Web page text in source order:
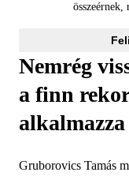
összeérnek,
Nemrég
a finn
alkalmazza
Gruborovics Tamás